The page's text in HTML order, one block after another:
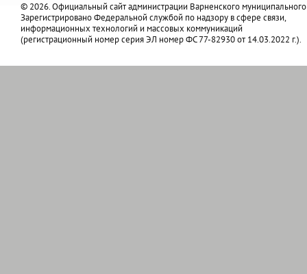
© 2026. Официальный сайт администрации Варненского муниципального
Зарегистрировано Федеральной службой по надзору в сфере связи,
информационных технологий и массовых коммуникаций
(регистрационный номер серия ЭЛ номер ФС 77-82930 от 14.03.2022 г.).